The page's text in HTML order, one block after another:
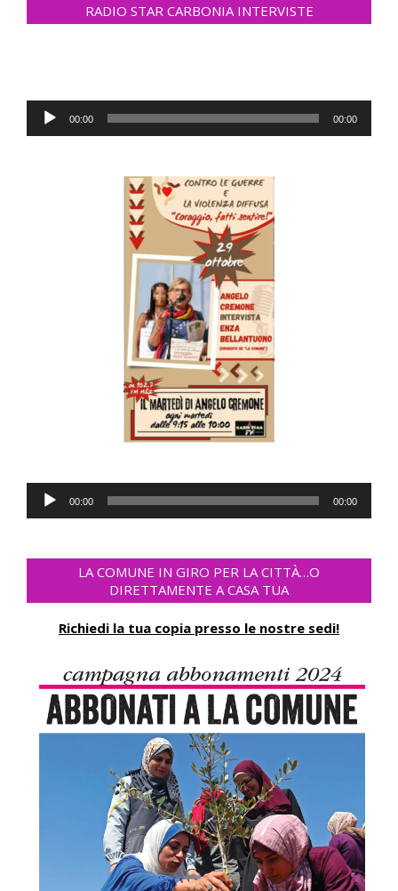
RADIO STAR CARBONIA INTERVISTE
Audio
Player
00:00 00:00
Audio
Player
00:00 00:00
LA COMUNE IN GIRO PER LA CITTÀ…O
DIRETTAMENTE A CASA TUA
Richiedi la tua copia presso le nostre sedi!